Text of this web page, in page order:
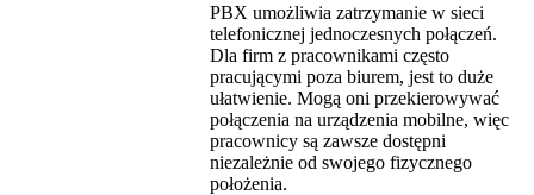
PBX umożliwia zatrzymanie w sieci
telefonicznej jednoczesnych połączeń.
Dla firm z pracownikami często
pracującymi poza biurem, jest to duże
ułatwienie. Mogą oni przekierowywać
połączenia na urządzenia mobilne, więc
pracownicy są zawsze dostępni
niezależnie od swojego fizycznego
położenia.